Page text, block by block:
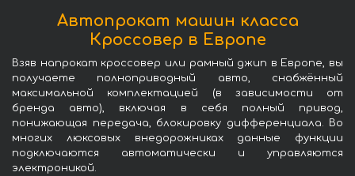
Автопрокат машин класса
Кроссовер в Европе
Взяв напрокат кроссовер или рамный джип в Европе, вы
получаете полноприводный авто, снабжённый
максимальной комплектацией (в зависимости от
бренда авто), включая в себя полный привод,
понижающая передача, блокировку дифференциала. Во
многих люксовых внедорожниках данные функции
подключаются автоматически и управляются
электроникой.